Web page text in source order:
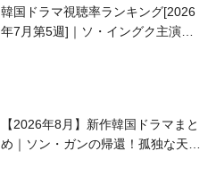
韓国ドラマ視聴率ランキング[2026
年7月第5週]｜ソ・イングク主演の
【2026年8月】新作韓国ドラマまと
め｜ソン・ガンの帰還！孤独な天才